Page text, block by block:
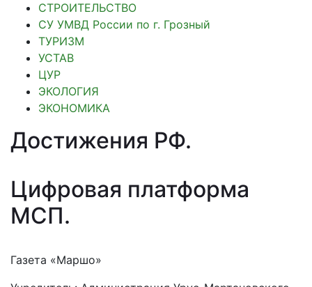
СТРОИТЕЛЬСТВО
СУ УМВД России по г. Грозный
ТУРИЗМ
УСТАВ
ЦУР
ЭКОЛОГИЯ
ЭКОНОМИКА
Достижения РФ.
Цифровая платформа
МСП.
Газета «Маршо»